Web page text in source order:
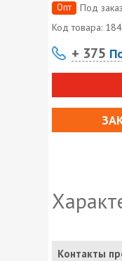
Опт
Под заказ
Код товара:
+ 375
Контакты